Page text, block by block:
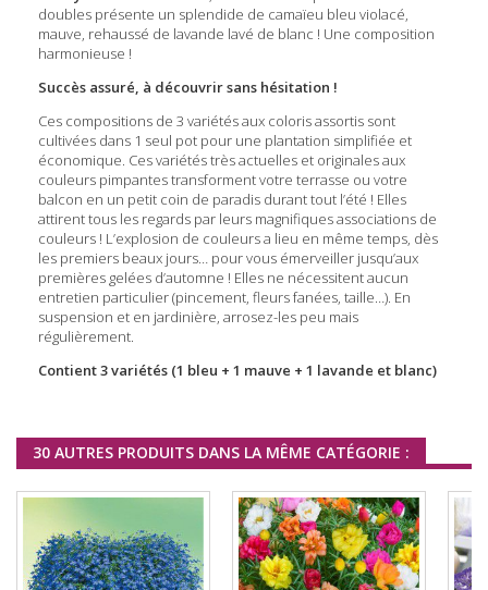
doubles présente un splendide de camaïeu bleu violacé,
mauve, rehaussé de lavande lavé de blanc ! Une composition
harmonieuse !
Succès assuré, à découvrir sans hésitation !
Ces compositions de 3 variétés aux coloris assortis sont
cultivées dans 1 seul pot pour une plantation simplifiée et
économique. Ces variétés très actuelles et originales aux
couleurs pimpantes transforment votre terrasse ou votre
balcon en un petit coin de paradis durant tout l’été ! Elles
attirent tous les regards par leurs magnifiques associations de
couleurs ! L’explosion de couleurs a lieu en même temps, dès
les premiers beaux jours… pour vous émerveiller jusqu’aux
premières gelées d’automne ! Elles ne nécessitent aucun
entretien particulier (pincement, fleurs fanées, taille…). En
suspension et en jardinière, arrosez-les peu mais
régulièrement.
Contient 3 variétés (1 bleu + 1 mauve + 1 lavande et blanc)
30 AUTRES PRODUITS DANS LA MÊME CATÉGORIE :